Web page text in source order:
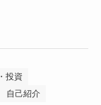
投資
自己紹介